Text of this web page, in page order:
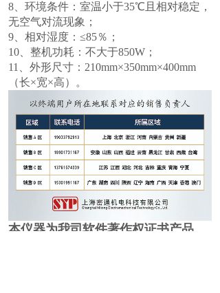
8、环境条件：室温小于35℃且相对稳定，
无空气对流现象；
9、相对湿度：≤85％；
10、整机功耗：不大于850W；
11、外形尺寸：210mm×350mm×400mm
（长×宽×高）。
本仪器为我司软件著作权证书产品，